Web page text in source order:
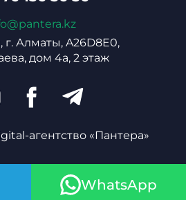
г. Алматы, A26D8E0,
дом 4а, 2 этаж
агентство «Пантера»
WhatsApp